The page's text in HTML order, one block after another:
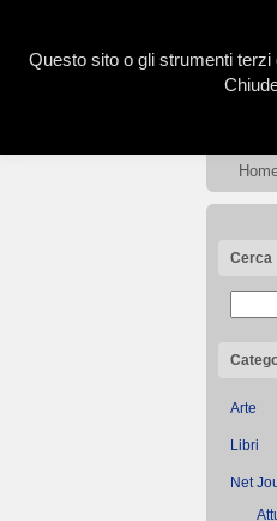
Cerca
Arte
Libri
Net
Questo sito o gli strumenti